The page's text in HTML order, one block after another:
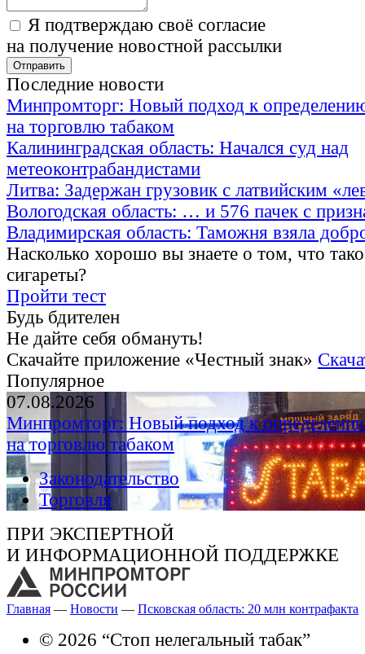
Я подтверждаю своё согласие
на получение новостной рассылки
Последние новости
Минпромторг: Новый подход к
на торговлю табаком
Калининградская область: Начался суд над
метеоконтрабандистами
Литва: Задержан грузовик с латвийским
Вологодская область: … и 576 пачек с
Владимирская область: Таможня взяла
Насколько хорошо вы знаете о том, что
сигареты?
Пройти тест
Будь бдителен
Не дайте себя обмануть!
Скачайте приложение «Честный знак»
Популярное
07.08.2026
Минпромторг: Новый подход к
на торговлю табаком
Законодательство
Торговля
ПРИ ЭКСПЕРТНОЙ
И ИНФОРМАЦИОННОЙ ПОДДЕРЖКЕ
Главная — Новости — Псковская область: 20 млн контрафакта
© 2026 “Стоп нелегальный табак”